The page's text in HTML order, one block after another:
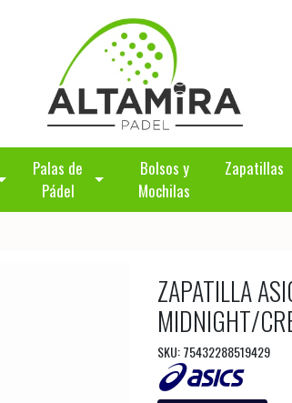
Palas de
Pádel
Bolsos y
Mochilas
Zapatillas
ZAPATILLA
MIDNIGHT/
SKU: 75432288519429